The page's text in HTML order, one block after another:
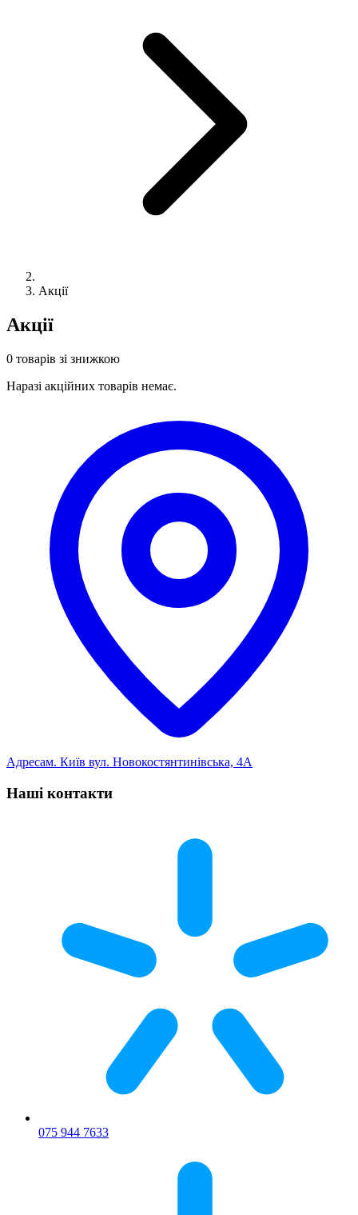
Акції
Акції
0 товарів зі знижкою
Наразі акційних товарів немає.
Адресам. Київ вул. Новокостянтинівська, 4А
Наші контакти
075 944 7633